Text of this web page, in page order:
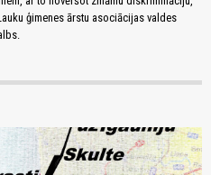
ģimenes ārstu asociācijas valdes